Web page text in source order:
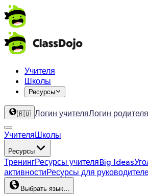
Учителя
Школы
Ресурсы
🇷🇺 Логин учителяЛогин родителя
УчителяШколы
Ресурсы
ТренингРесурсы учителяBig Ideas
активностиРесурсы для
Выбрать язык…